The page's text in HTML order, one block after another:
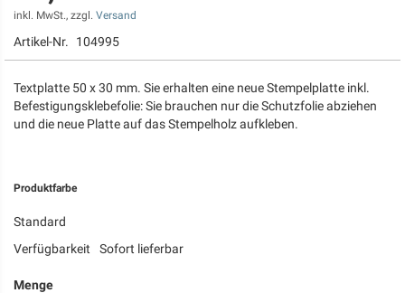
inkl. MwSt., zzgl. Versand
Artikel-Nr. 104995
Textplatte 50 x 30 mm. Sie erhalten eine neue Stempelplatte inkl.
Befestigungsklebefolie: Sie brauchen nur die Schutzfolie abziehen
und die neue Platte auf das Stempelholz aufkleben.
Produktfarbe
Standard
Verfügbarkeit
Sofort lieferbar
Menge